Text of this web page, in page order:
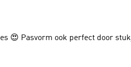
😍 Pasvorm ook perfect door